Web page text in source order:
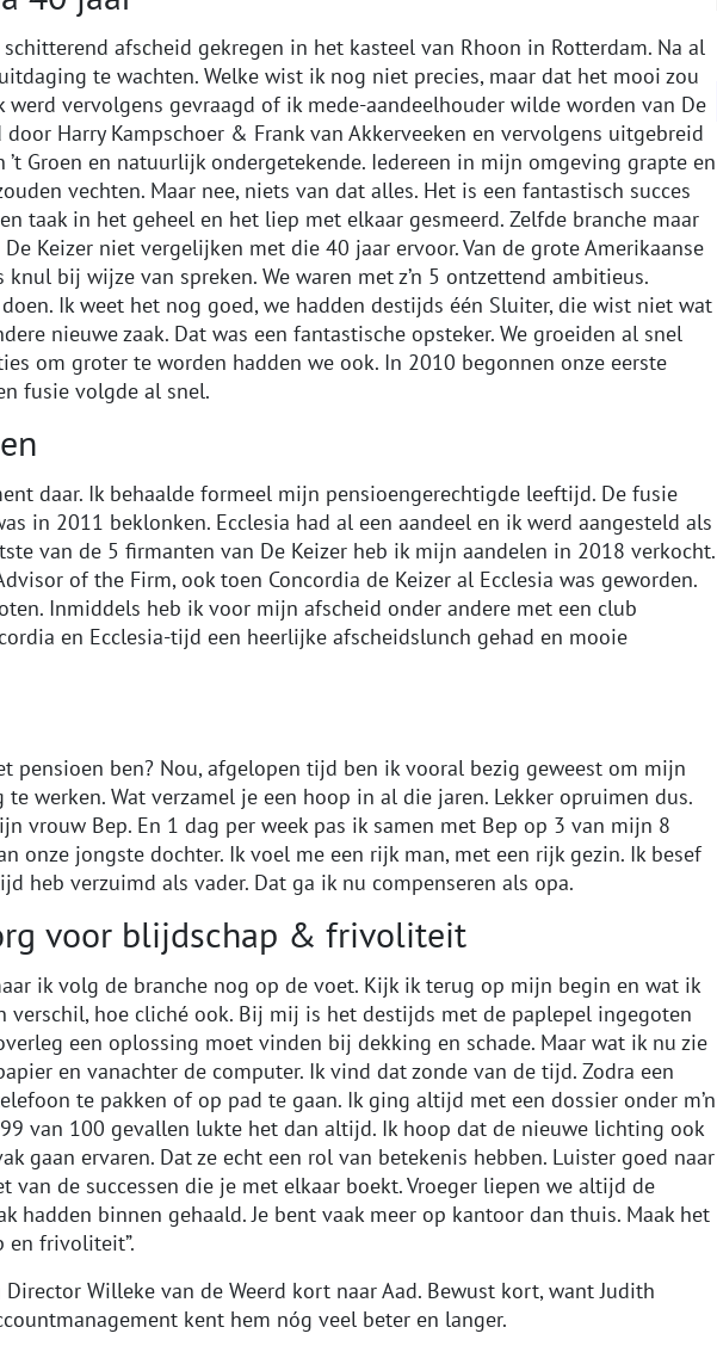
afscheid gekregen in het kasteel van Rhoon in Rotterdam. Na al
te wachten. Welke wist ik nog niet precies, maar dat het mooi zou
werd vervolgens gevraagd of ik mede-aandeelhouder wilde worden van De
Harry Kampschoer & Frank van Akkerveeken en vervolgens uitgebreid
’t Groen en natuurlijk ondergetekende. Iedereen in mijn omgeving grapte en
vechten. Maar nee, niets van dat alles. Het is een fantastisch succes
taak in het geheel en het liep met elkaar gesmeerd. Zelfde branche maar
Keizer niet vergelijken met die 40 jaar ervoor. Van de grote Amerikaanse
bij wijze van spreken. We waren met z’n 5 ontzettend ambitieus.
Ik weet het nog goed, we hadden destijds één Sluiter, die wist niet wat
nieuwe zaak. Dat was een fantastische opsteker. We groeiden al snel
om groter te worden hadden we ook. In 2010 begonnen onze eerste
fusie volgde al snel.
daar. Ik behaalde formeel mijn pensioengerechtigde leeftijd. De fusie
in 2011 beklonken. Ecclesia had al een aandeel en ik werd aangesteld als
van de 5 firmanten van De Keizer heb ik mijn aandelen in 2018 verkocht.
of the Firm, ook toen Concordia de Keizer al Ecclesia was geworden.
Inmiddels heb ik voor mijn afscheid onder andere met een club
en Ecclesia-tijd een heerlijke afscheidslunch gehad en mooie
pensioen ben? Nou, afgelopen tijd ben ik vooral bezig geweest om mijn
werken. Wat verzamel je een hoop in al die jaren. Lekker opruimen dus.
vrouw Bep. En 1 dag per week pas ik samen met Bep op 3 van mijn 8
onze jongste dochter. Ik voel me een rijk man, met een rijk gezin. Ik besef
heb verzuimd als vader. Dat ga ik nu compenseren als opa.
voor blijdschap & frivoliteit
ik volg de branche nog op de voet. Kijk ik terug op mijn begin en wat ik
verschil, hoe cliché ook. Bij mij is het destijds met de paplepel ingegoten
een oplossing moet vinden bij dekking en schade. Maar wat ik nu zie
en vanachter de computer. Ik vind dat zonde van de tijd. Zodra een
te pakken of op pad te gaan. Ik ging altijd met een dossier onder m’n
van 100 gevallen lukte het dan altijd. Ik hoop dat de nieuwe lichting ook
gaan ervaren. Dat ze echt een rol van betekenis hebben. Luister goed naar
de successen die je met elkaar boekt. Vroeger liepen we altijd de
hadden binnen gehaald. Je bent vaak meer op kantoor dan thuis. Maak het
en frivoliteit”.
Willeke van de Weerd kort naar Aad. Bewust kort, want Judith
kent hem nóg veel beter en langer.